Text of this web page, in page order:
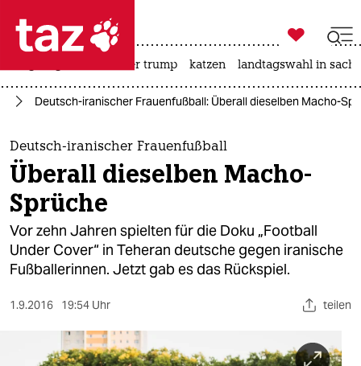
 taz zahl ich
taz zahl ich
themen
politik
öko
gesellschaft

taz zahl ich
usa unter trump katzen landtagswahl in
Deutsch-iranischer Frauenfußball: Überall dieselben Macho-
Deutsch-iranischer Frauenfußball
Überall dieselben Macho-
Sprüche
Vor zehn Jahren spielten für die Doku „Football
Under Cover“ in Teheran deutsche gegen iranische
Fußballerinnen. Jetzt gab es das Rückspiel.
1.9.2016 19:54 Uhr teilen